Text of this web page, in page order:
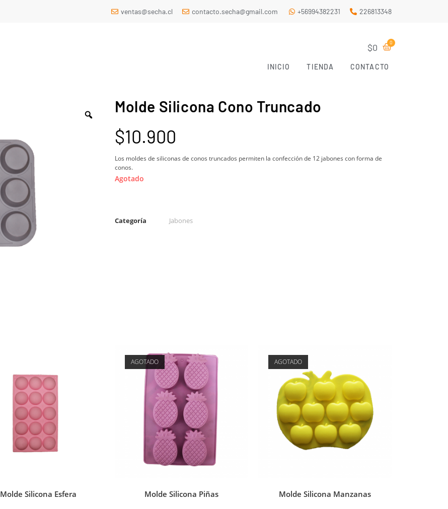
ventas@secha.cl contacto.secha@gmail.com +56994382231 226813348
$0
INICIO TIENDA CONTACTO
Molde Silicona Cono Truncado
$10.900
Los moldes de siliconas de conos truncados permiten la confección de 12 jabones con forma de
conos.
Agotado
Categoría Jabones
Molde Silicona Esfera
AGOTADO
Molde Silicona Piñas
AGOTADO
Molde Silicona Manzanas